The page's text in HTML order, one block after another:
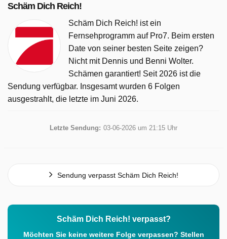
Schäm Dich Reich!
Schäm Dich Reich! ist ein
Fernsehprogramm auf Pro7. Beim ersten
Date von seiner besten Seite zeigen?
Nicht mit Dennis und Benni Wolter.
Schämen garantiert! Seit 2026 ist die
Sendung verfügbar. Insgesamt wurden 6 Folgen
ausgestrahlt, die letzte im Juni 2026.
Letzte Sendung: 03-06-2026 um 21:15 Uhr
Sendung verpasst Schäm Dich Reich!
Schäm Dich Reich! verpasst?
Möchten Sie keine weitere Folge verpassen? Stellen